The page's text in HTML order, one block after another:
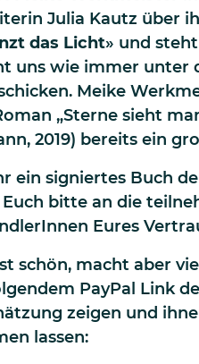
Julia Kautz über
das Licht» und
uns wie immer unter
Meike
„Sterne sieht
2019) bereits ein
ein signiertes Buch
bitte an die
Eures
schön, macht aber
PayPal Link
zeigen und
lassen: